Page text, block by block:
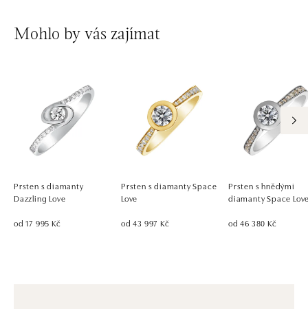
Mohlo by vás zajímat
Prsten s diamanty
Dazzling Love
od 17 995 Kč
Prsten s diamanty Space
Love
od 43 997 Kč
Prsten s hnědými
diamanty Space
od 46 380 Kč